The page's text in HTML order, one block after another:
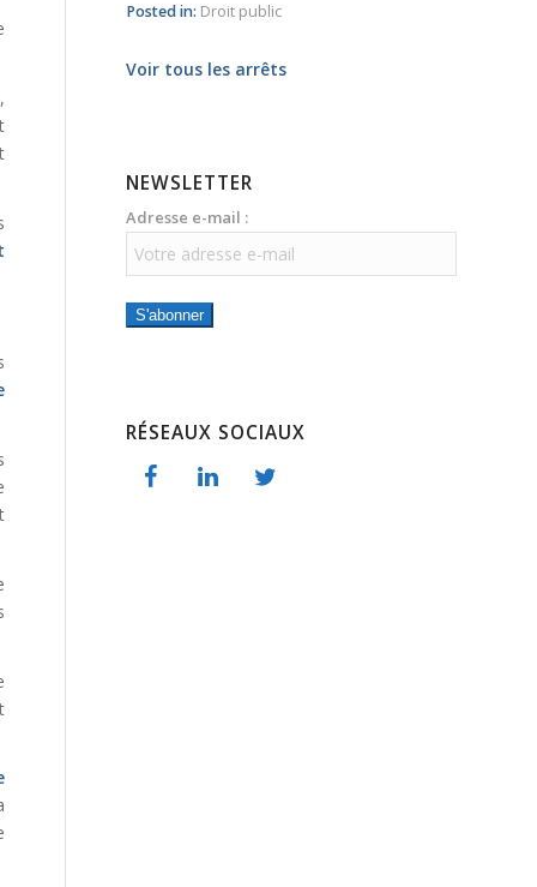
Posted in: Droit public
Voir tous les arrêts
NEWSLETTER
Adresse e-mail :
S'abonner
RÉSEAUX SOCIAUX